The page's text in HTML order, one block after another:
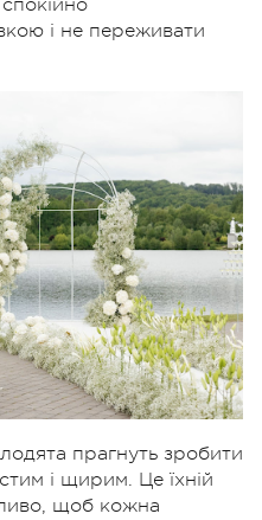
і не переживати
прагнуть зробити
і щирим. Це їхній
щоб кожна